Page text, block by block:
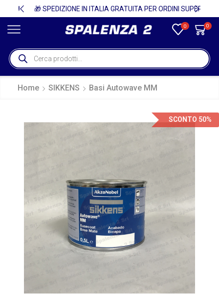
🎁 SPEDIZIONE IN ITALIA GRATUITA PER ORDINI SUPERIORI A 750€ + IVA 🎁
0 0
Home SIKKENS Basi Autowave MM
SCONTO 50%